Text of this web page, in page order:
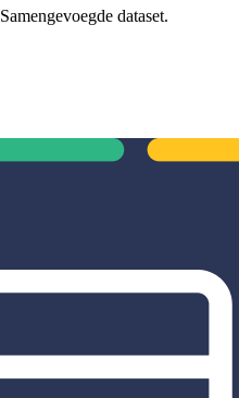
Samengevoegde dataset.